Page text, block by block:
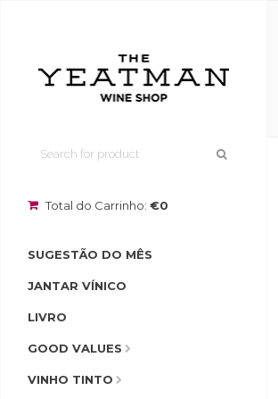
Total do Carrinho: €0
SUGESTÃO DO MÊS
JANTAR VÍNICO
LIVRO
GOOD VALUES
VINHO TINTO